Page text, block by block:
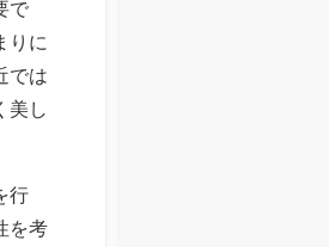
で
りに
では
美し
行
を考